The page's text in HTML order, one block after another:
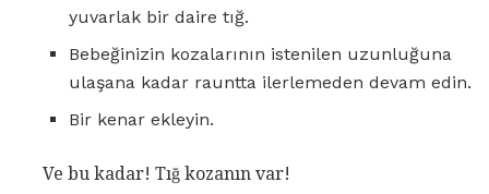
yuvarlak bir daire tığ.
Bebeğinizin kozalarının istenilen uzunluğuna
ulaşana kadar rauntta ilerlemeden devam edin.
Bir kenar ekleyin.
Ve bu kadar! Tığ kozanın var!